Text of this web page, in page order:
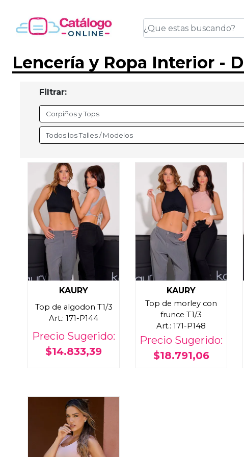
Lencería y Ropa Interior -
Filtrar:
KAURY
Top de algodon T1/3
Art.: 171-P144
Precio Sugerido:
$14.833,39
KAURY
Top de morley con
frunce T1/3
Art.: 171-P148
Precio Sugerido:
$18.791,06